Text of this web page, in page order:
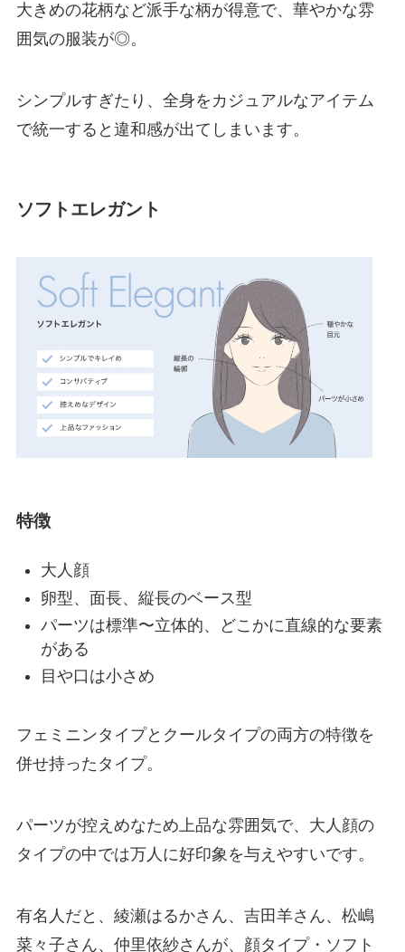
大きめの花柄など派手な柄が得意で、華やかな雰
囲気の服装が◎。
シンプルすぎたり、全身をカジュアルなアイテム
で統一すると違和感が出てしまいます。
ソフトエレガント
特徴
大人顔
卵型、面長、縦長のベース型
パーツは標準〜立体的、どこかに直線的な要素
がある
目や口は小さめ
フェミニンタイプとクールタイプの両方の特徴を
併せ持ったタイプ。
パーツが控えめなため上品な雰囲気で、大人顔の
タイプの中では万人に好印象を与えやすいです。
有名人だと、綾瀬はるかさん、吉田羊さん、松嶋
菜々子さん、仲里依紗さんが、顔タイプ・ソフト